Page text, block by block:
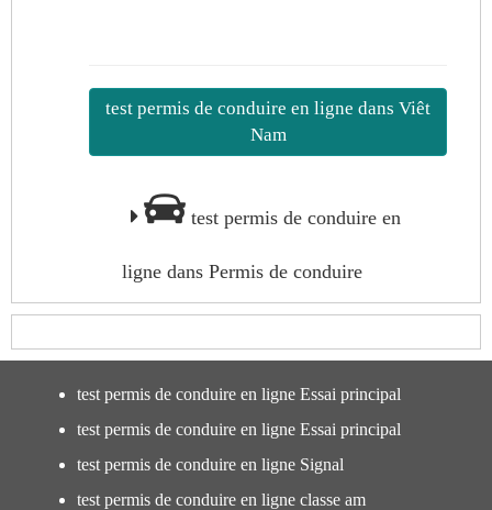
test permis de conduire en ligne dans Viêt
Nam
test permis de conduire en
ligne dans Permis de conduire
test permis de conduire en ligne Essai principal
test permis de conduire en ligne Essai principal
test permis de conduire en ligne Signal
test permis de conduire en ligne classe am